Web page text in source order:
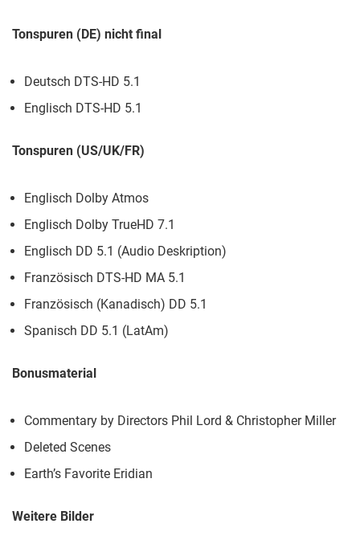
Tonspuren (DE) nicht final
Deutsch DTS-HD 5.1
Englisch DTS-HD 5.1
Tonspuren (US/UK/FR)
Englisch Dolby Atmos
Englisch Dolby TrueHD 7.1
Englisch DD 5.1 (Audio Deskription)
Französisch DTS-HD MA 5.1
Französisch (Kanadisch) DD 5.1
Spanisch DD 5.1 (LatAm)
Bonusmaterial
Commentary by Directors Phil Lord & Christopher Miller
Deleted Scenes
Earth’s Favorite Eridian
Weitere Bilder